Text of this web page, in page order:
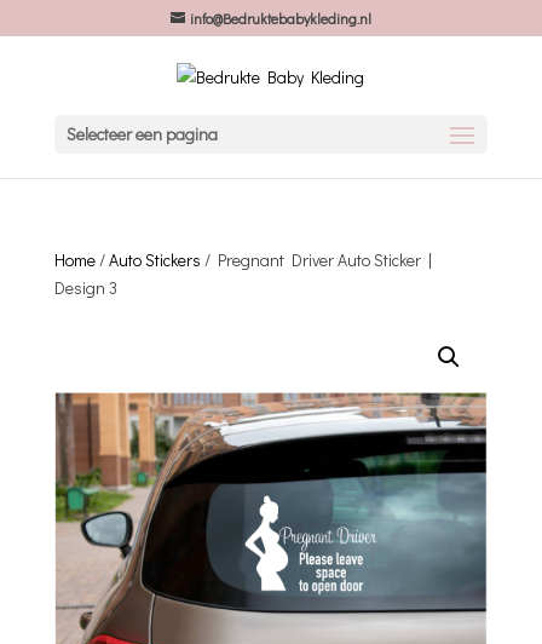
info@Bedruktebabykleding.nl
Selecteer een pagina
Home/Auto Stickers / Pregnant Driver Auto Sticker |
Design 3